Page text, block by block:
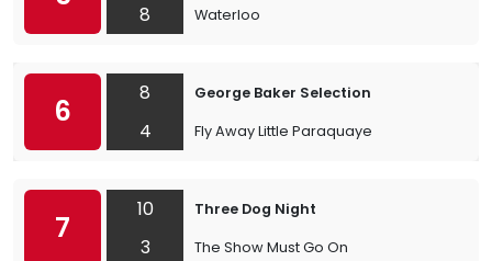
8 Waterloo
6
8
4
George Baker Selection
Fly Away Little Paraquaye
7
10
3
Three Dog Night
The Show Must Go On